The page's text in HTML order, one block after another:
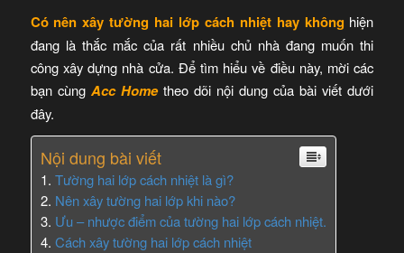
Có nên xây tường hai lớp cách nhiệt hay không hiện
đang là thắc mắc của rất nhiều chủ nhà đang muốn thi
công xây dựng nhà cửa. Để tìm hiểu về điều này, mời các
bạn cùng Acc Home theo dõi nội dung của bài viết dưới
đây.
Nội dung bài viết
Tường hai lớp cách nhiệt là gì?
Nên xây tường hai lớp khi nào?
Ưu – nhược điểm của tường hai lớp cách nhiệt.
Cách xây tường hai lớp cách nhiệt